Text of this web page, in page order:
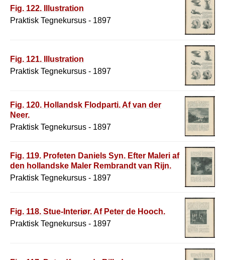
Fig. 122. Illustration
Praktisk Tegnekursus - 1897
Fig. 121. Illustration
Praktisk Tegnekursus - 1897
Fig. 120. Hollandsk Flodparti. Af van der
Neer.
Praktisk Tegnekursus - 1897
Fig. 119. Profeten Daniels Syn. Efter Maleri af
den hollandske Maler Rembrandt van Rijn.
Praktisk Tegnekursus - 1897
Fig. 118. Stue-Interiør. Af Peter de Hooch.
Praktisk Tegnekursus - 1897